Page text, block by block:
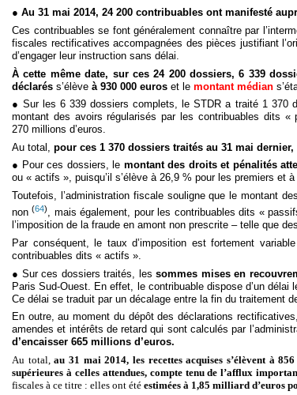
● Au 31 mai 2014, 24 200 contribuables ont manifesté
Ces contribuables se font généralement connaître par
fiscales rectificatives accompagnées des pièces justifiant
d’engager leur instruction sans délai.
À cette même date, sur ces 24 200 dossiers, 6 339
déclarés s’élève à 930 000 euros et le montant médian
● Sur les 6 339 dossiers complets, le STDR a traité 1 370
montant des avoirs régularisés par les contribuables dits
270 millions d’euros.
Au total,
pour ces 1 370 dossiers traités au 31 mai dernier,
● Pour ces dossiers, le montant des droits et pénalités
ou « actifs », puisqu’il s’élève à 26,9 % pour les premiers et
Toutefois, l’administration fiscale souligne que le montant
non(64), mais également, pour les contribuables dits «
l’imposition de la fraude en amont non prescrite – telle que
Par conséquent, le taux d’imposition est fortement
contribuables dits « actifs ».
● Sur ces dossiers traités, les sommes mises en
Paris Sud-Ouest. En effet, le contribuable dispose d’un
Ce délai se traduit par un décalage entre la fin du traitement
En outre, au moment du dépôt des déclarations
amendes et intérêts de retard qui sont calculés par
d’encaisser 665 millions d’euros.
Au total, au 31 mai 2014, les recettes acquises s’élèvent à
supérieures à celles attendues, compte tenu de l’afflux
fiscales à ce titre : elles ont été estimées à 1,85 milliard d’euros